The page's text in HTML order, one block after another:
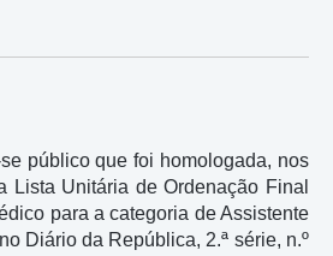
público que foi homologada, nos
Unitária de Ordenação Final
para a categoria de Assistente
Diário da República, 2.ª série, n.º